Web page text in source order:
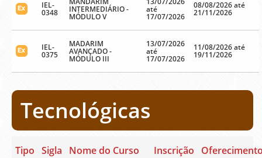
IEL-
0348 INTERMEDIÁRIO -
MÓDULO V
até
17/07/2026
08/08/2026 até
21/11/2026
IEL-
0375
MADARIM
AVANÇADO -
MÓDULO III
13/07/2026
até
17/07/2026
11/08/2026 até
19/11/2026
Tecnológicas
Tipo Sigla Nome do Curso Inscrição